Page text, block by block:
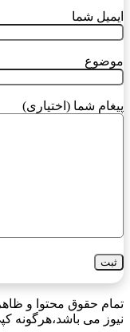
ایمیل شما
موضوع
پیغام شما (اختیاری)
تمام حقوق محتوا و
نیوز می باشد،هرگونه